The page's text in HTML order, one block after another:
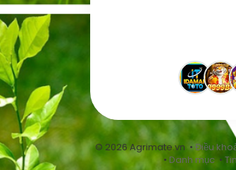
© 2026 Agrimate.vn •Điều
• Danh mục•